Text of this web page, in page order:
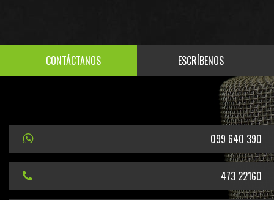
CONTÁCTANOS ESCRÍBENOS
099 640 390
473 22160